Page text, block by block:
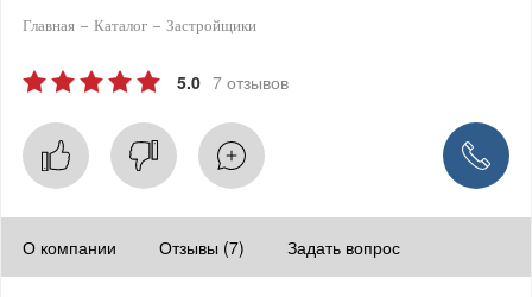
Главная Каталог Застройщики
5.0 7 отзывов
О компании Отзывы (7) Задать вопрос